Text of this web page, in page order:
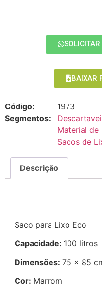
BAIXAR
Código:
1973
Segmentos:
Material de
Sacos de
Descrição
Saco para Lixo Eco
Capacidade: 100 litros
Dimensões: 75 x 85
Cor: Marrom